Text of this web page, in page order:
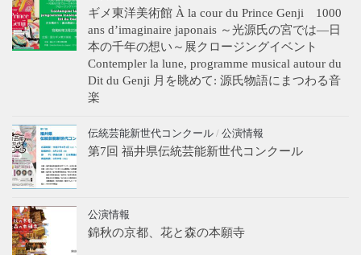
ギメ東洋美術館 À la cour du Prince Genji 1000
ans d’imaginaire japonais ～光源氏の宮では―日
本の千年の想い～展クロージングイベント
Contempler la lune, programme musical autour du
Dit du Genji 月を眺めて: 源氏物語にまつわる音
楽
伝統芸能新世代コンクール / 公演情報
第7回 福井県伝統芸能新世代コンクール
公演情報
錦秋の京都、花と森の本願寺